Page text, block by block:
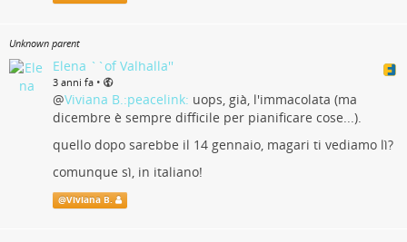
Unknown parent
Elena ``of Valhalla''
3 anni fa •
@Viviana B.:peacelink: uops, già, l'immacolata (ma
dicembre è sempre difficile per pianificare cose...).
quello dopo sarebbe il 14 gennaio, magari ti vediamo lì?
comunque sì, in italiano!
@Viviana B.